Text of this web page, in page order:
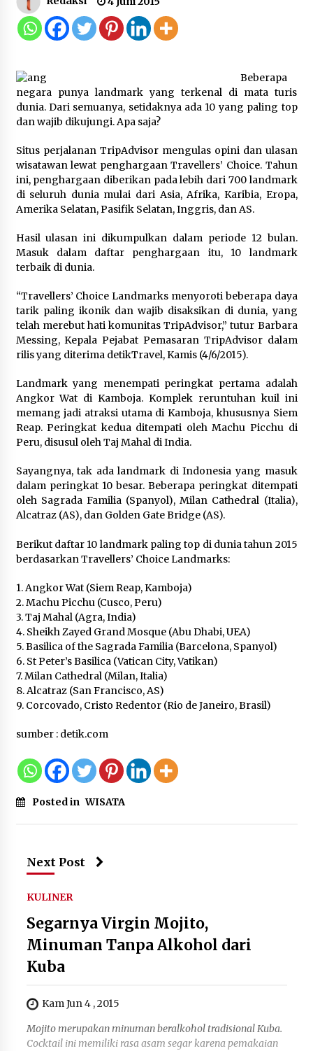
Gebyar Lomba 17 Agustus RSUD
Tigaraksa, Semarakkan HUT RI
dengan Nuansa Kebersamaan
Pemanfaatan Limbah Galon Bekas,
Lapas Banjar Tanam 200 Pohon
Cabai Dukung Program Ketahanan
Pangan
7 Agustus 2026
Tagihan Air Tanpa Pemakaian,
Terungkap Ada Transisi Panjang
Pengelolaan , Perumdam TKR
Sarana PAUD Diperkuat, Tangsel
Dorong Angka Partisipasi Sekolah
Terus Meningkat
KKM Universitas Bina Bangsa
Kelompok 83 Laksanakan
Sebagai Upaya Memperkuat
Pemasaran UMKM di Desa Cempaka
6 Agustus 2026
Kelas I Tangerang Gelar Cek
Kesehatan Gratis dan Skrining TB
6 Agustus 2026
Kemenkum Malut Dorong
Perlindungan Hak Cipta Musik di Era
Digital, Sosialisasikan Pencatatan
Gratis dan Penguatan Royalti
6 Agustus 2026
Dikunjungi PWI, Wawan Fauzi: Peran
hingga Fatal
6 Agustus 2026
Beberapa
negara punya landmark yang terkenal di mata turis
dunia. Dari semuanya, setidaknya ada 10 yang paling top
dan wajib dikujungi. Apa saja?
Situs perjalanan TripAdvisor mengulas opini dan ulasan
wisatawan lewat penghargaan Travellers’ Choice. Tahun
ini, penghargaan diberikan pada lebih dari 700 landmark
di seluruh dunia mulai dari Asia, Afrika, Karibia, Eropa,
Amerika Selatan, Pasifik Selatan, Inggris, dan AS.
Hasil ulasan ini dikumpulkan dalam periode 12 bulan.
Masuk dalam daftar penghargaan itu, 10 landmark
terbaik di dunia.
“Travellers’ Choice Landmarks menyoroti beberapa daya
tarik paling ikonik dan wajib disaksikan di dunia, yang
telah merebut hati komunitas TripAdvisor,” tutur Barbara
Messing, Kepala Pejabat Pemasaran TripAdvisor dalam
rilis yang diterima detikTravel, Kamis (4/6/2015).
Landmark yang menempati peringkat pertama adalah
Angkor Wat di Kamboja. Komplek reruntuhan kuil ini
memang jadi atraksi utama di Kamboja, khususnya Siem
Reap. Peringkat kedua ditempati oleh Machu Picchu di
Peru, disusul oleh Taj Mahal di India.
Sayangnya, tak ada landmark di Indonesia yang masuk
dalam peringkat 10 besar. Beberapa peringkat ditempati
oleh Sagrada Familia (Spanyol), Milan Cathedral (Italia),
Alcatraz (AS), dan Golden Gate Bridge (AS).
Berikut daftar 10 landmark paling top di dunia tahun 2015
berdasarkan Travellers’ Choice Landmarks:
1. Angkor Wat (Siem Reap, Kamboja)
2. Machu Picchu (Cusco, Peru)
3. Taj Mahal (Agra, India)
4. Sheikh Zayed Grand Mosque (Abu Dhabi, UEA)
5. Basilica of the Sagrada Familia (Barcelona, Spanyol)
6. St Peter’s Basilica (Vatican City, Vatikan)
7. Milan Cathedral (Milan, Italia)
8. Alcatraz (San Francisco, AS)
9. Corcovado, Cristo Redentor (Rio de Janeiro, Brasil)
sumber : detik.com
Posted in WISATA
Next Post
KULINER
Segarnya Virgin Mojito,
Minuman Tanpa Alkohol dari
Kuba
Kam Jun 4 , 2015
Mojito merupakan minuman beralkohol tradisional Kuba.
Cocktail ini memiliki rasa asam segar karena pemakaian